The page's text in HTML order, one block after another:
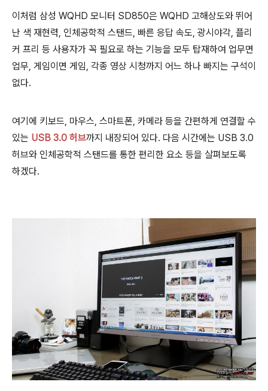
이처럼 삼성 WQHD 모니터 SD850은 WQHD 고해상도와 뛰어
난 색 재현력, 인체공학적 스탠드, 빠른 응답 속도, 광시야각, 플리
커 프리 등 사용자가 꼭 필요로 하는 기능을 모두 탑재하여 업무면
업무, 게임이면 게임, 각종 영상 시청까지 어느 하나 빠지는 구석이
없다.
여기에 키보드, 마우스, 스마트폰, 카메라 등을 간편하게 연결할 수
있는 USB 3.0 허브까지 내장되어 있다. 다음 시간에는 USB 3.0
허브와 인체공학적 스탠드를 통한 편리한 요소 등을 살펴보도록
하겠다.